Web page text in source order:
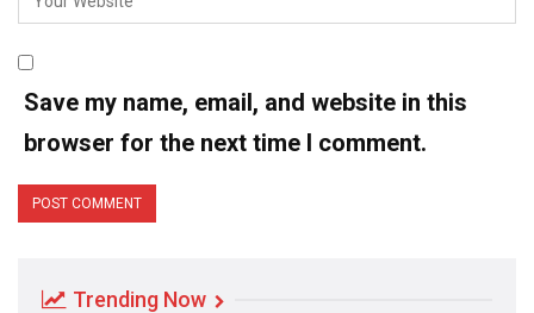
Save my name, email, and website in this
browser for the next time I comment.
Trending Now